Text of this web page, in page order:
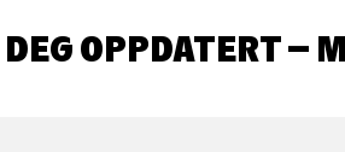
OPPDATERT –